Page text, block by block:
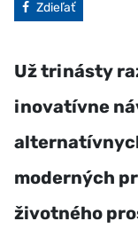
Facebook
Zdieľať
Už trinásty
inovatívne
moderných
životného